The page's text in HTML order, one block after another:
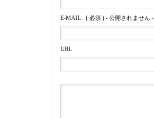
E-MAIL ( 必須 ) - 公開されません -
URL